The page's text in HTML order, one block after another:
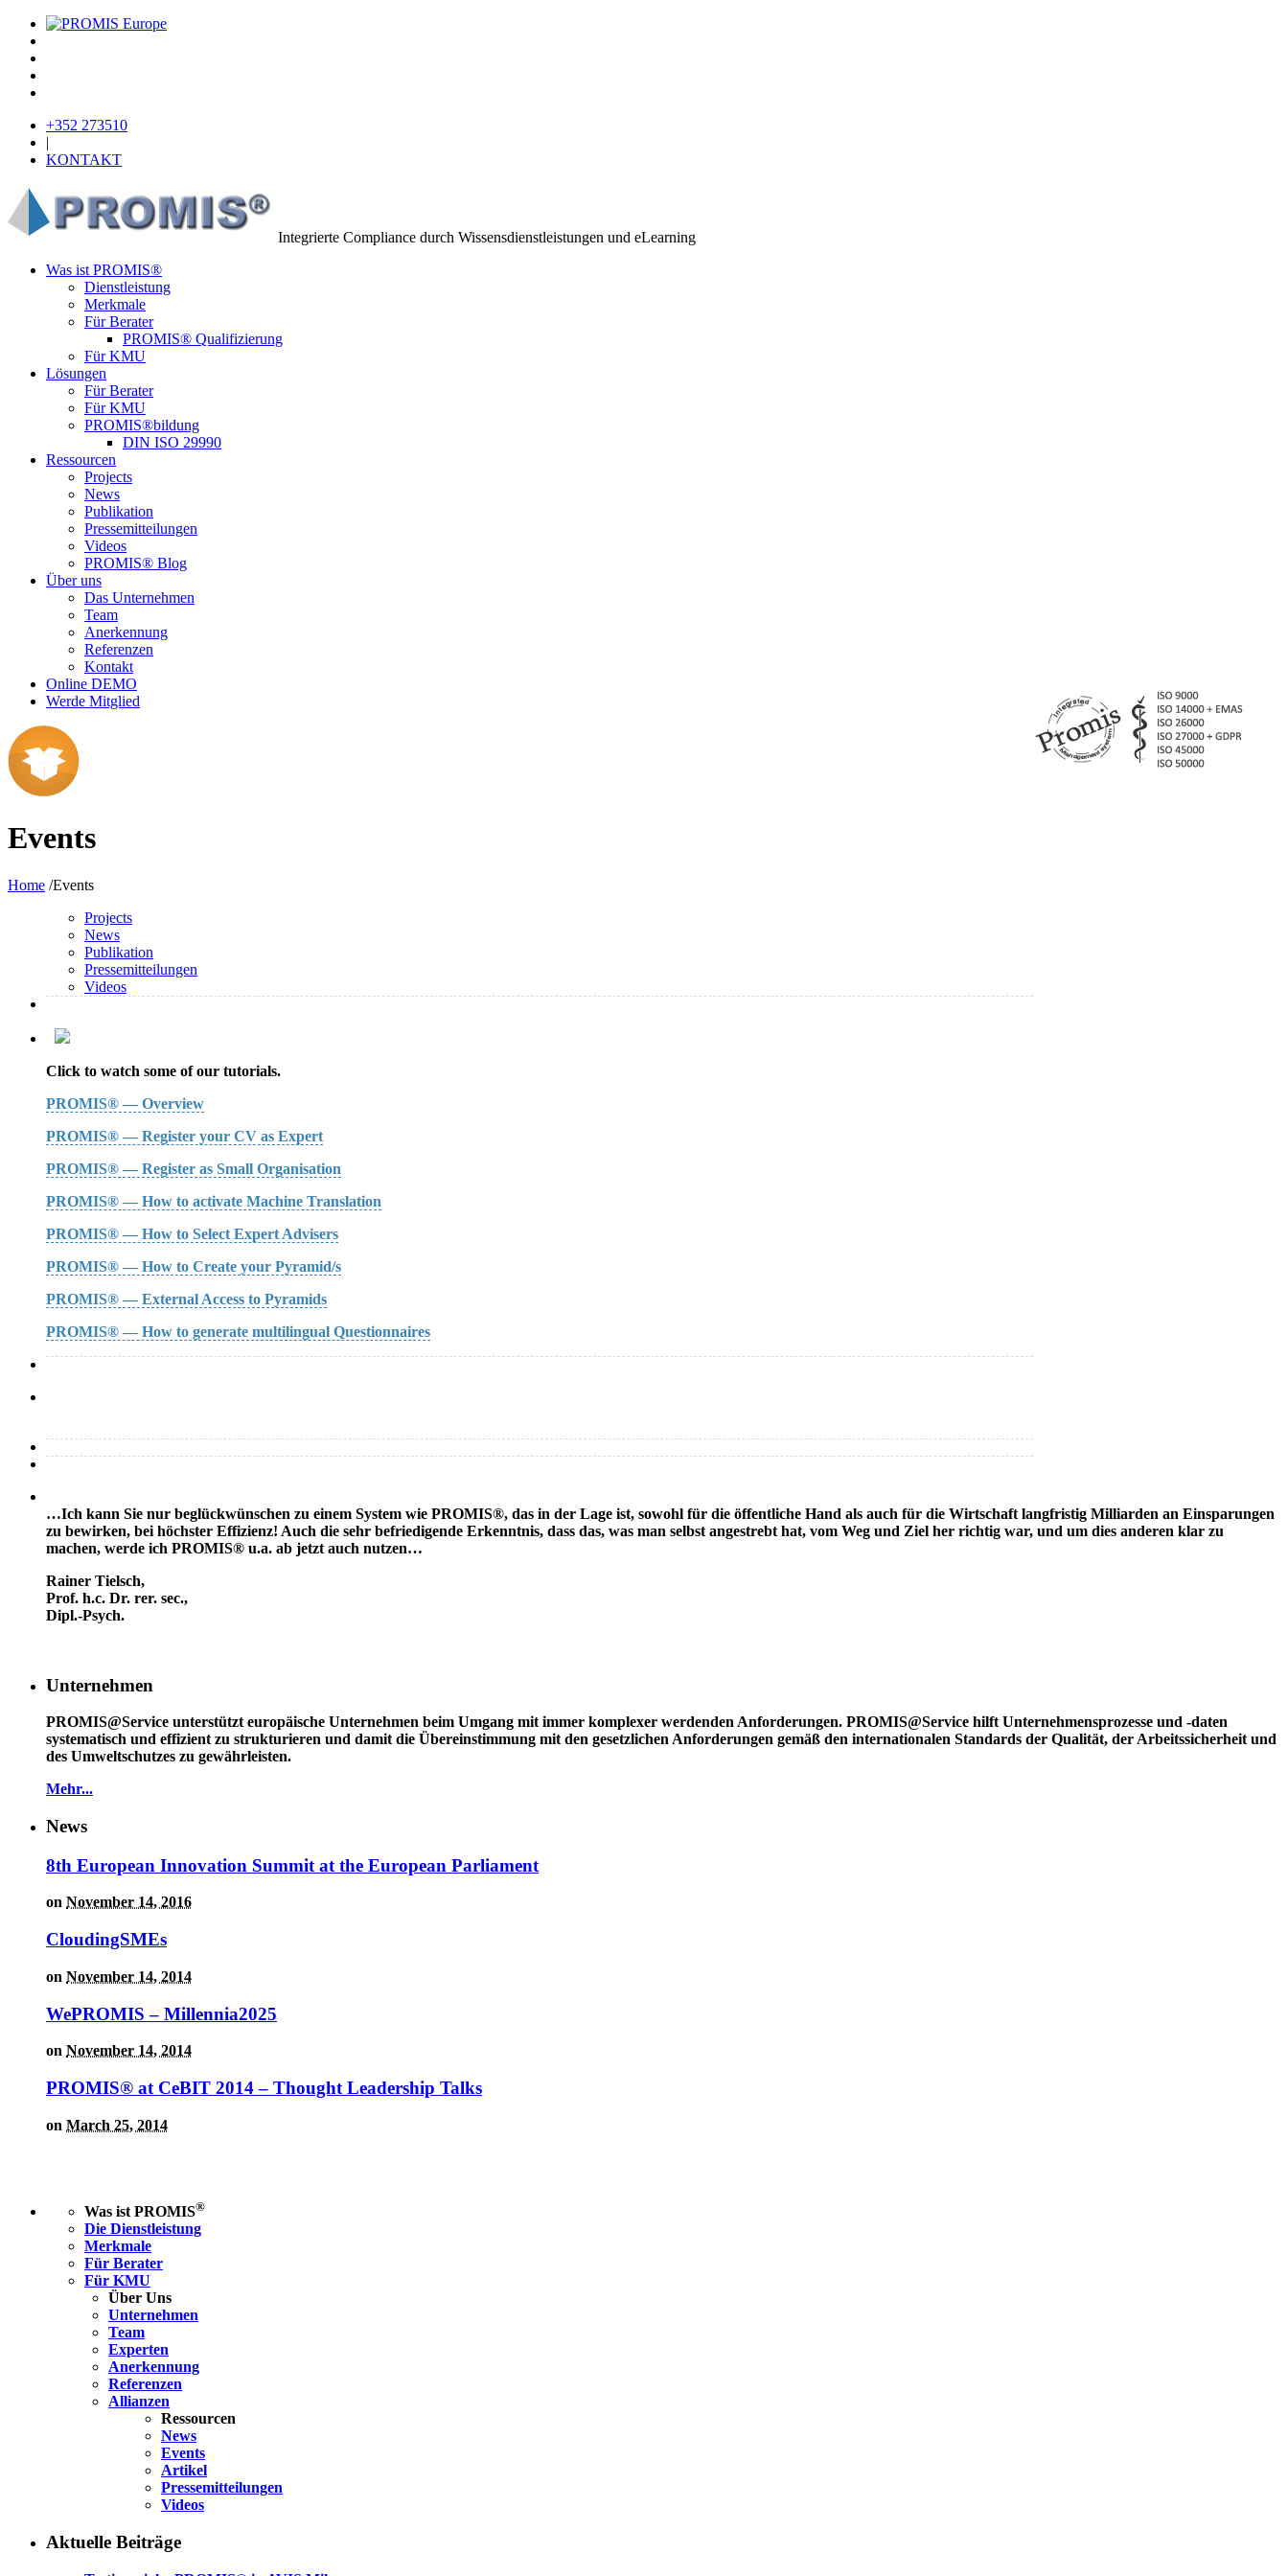
+352 273510
|
KONTAKT
Integrierte Compliance durch Wissensdienstleistungen und eLearning
Was ist PROMIS®
Dienstleistung
Merkmale
Für Berater
PROMIS® Qualifizierung
Für KMU
Lösungen
Für Berater
Für KMU
PROMIS®bildung
DIN ISO 29990
Ressourcen
Projects
News
Publikation
Pressemitteilungen
Videos
PROMIS® Blog
Über uns
Das Unternehmen
Team
Anerkennung
Referenzen
Kontakt
Online DEMO
Werde Mitglied
Events
Home /Events
Projects
News
Publikation
Pressemitteilungen
Videos
Click to watch some of our tutorials.
PROMIS® — Overview
PROMIS® — Register your CV as Expert
PROMIS® — Register as Small Organisation
PROMIS® — How to activate Machine Translation
PROMIS® — How to Select Expert Advisers
PROMIS® — How to Create your Pyramid/s
PROMIS® — External Access to Pyramids
PROMIS® — How to generate multilingual Questionnaires
…Ich kann Sie nur beglückwünschen zu einem System wie PROMIS®, das in der Lage ist, sowohl für die öffentliche Hand als auch für die Wirtschaft langfristig Milliarden an Einsparungen
zu bewirken, bei höchster Effizienz! Auch die sehr befriedigende Erkenntnis, dass das, was man selbst angestrebt hat, vom Weg und Ziel her richtig war, und um dies anderen klar zu
machen, werde ich PROMIS® u.a. ab jetzt auch nutzen…
Rainer Tielsch,
Prof. h.c. Dr. rer. sec.,
Dipl.-Psych.
Unternehmen
PROMIS@Service unterstützt europäische Unternehmen beim Umgang mit immer komplexer werdenden Anforderungen. PROMIS@Service hilft Unternehmensprozesse und -daten
systematisch und effizient zu strukturieren und damit die Übereinstimmung mit den gesetzlichen Anforderungen gemäß den internationalen Standards der Qualität, der Arbeitssicherheit und
des Umweltschutzes zu gewährleisten.
Mehr...
News
8th European Innovation Summit at the European Parliament
on November 14, 2016
CloudingSMEs
on November 14, 2014
WePROMIS – Millennia2025
on November 14, 2014
PROMIS® at CeBIT 2014 – Thought Leadership Talks
on March 25, 2014
Was ist PROMIS®
Die Dienstleistung
Merkmale
Für Berater
Für KMU
Über Uns
Unternehmen
Team
Experten
Anerkennung
Referenzen
Allianzen
Ressourcen
News
Events
Artikel
Pressemitteilungen
Videos
Aktuelle Beiträge